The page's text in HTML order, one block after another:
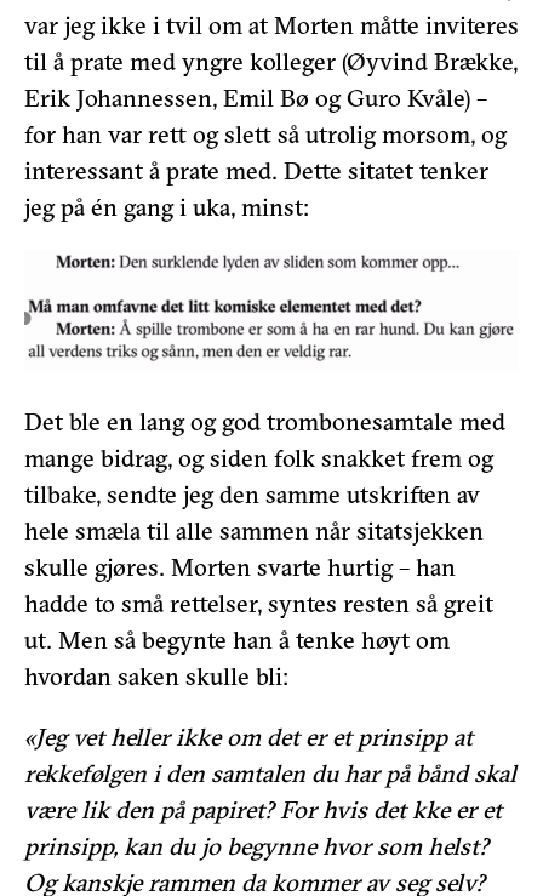
var jeg ikke i tvil om at Morten måtte inviteres
til å prate med yngre kolleger (Øyvind Brække,
Erik Johannessen, Emil Bø og Guro Kvåle) –
for han var rett og slett så utrolig morsom, og
interessant å prate med. Dette sitatet tenker
jeg på én gang i uka, minst:
Det ble en lang og god trombonesamtale med
mange bidrag, og siden folk snakket frem og
tilbake, sendte jeg den samme utskriften av
hele smæla til alle sammen når sitatsjekken
skulle gjøres. Morten svarte hurtig – han
hadde to små rettelser, syntes resten så greit
ut. Men så begynte han å tenke høyt om
hvordan saken skulle bli:
«Jeg vet heller ikke om det er et prinsipp at
rekkefølgen i den samtalen du har på bånd skal
være lik den på papiret? For hvis det kke er et
prinsipp, kan du jo begynne hvor som helst?
Og kanskje rammen da kommer av seg selv?